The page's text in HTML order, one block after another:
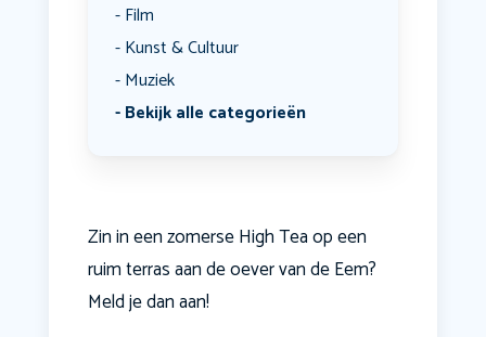
Film
Kunst & Cultuur
Muziek
Bekijk alle categorieën
Zin in een zomerse High Tea op een
ruim terras aan de oever van de Eem?
Meld je dan aan!